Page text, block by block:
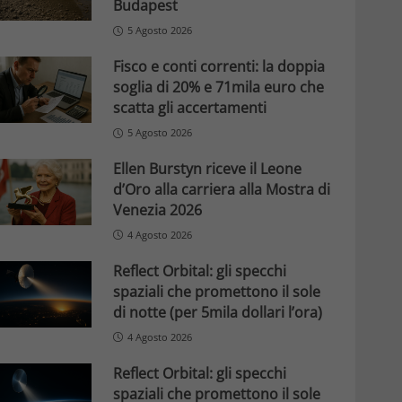
Budapest
5 Agosto 2026
Fisco e conti correnti: la doppia
soglia di 20% e 71mila euro che
scatta gli accertamenti
5 Agosto 2026
Ellen Burstyn riceve il Leone
d’Oro alla carriera alla Mostra di
Venezia 2026
4 Agosto 2026
Reflect Orbital: gli specchi
spaziali che promettono il sole
di notte (per 5mila dollari l’ora)
4 Agosto 2026
Reflect Orbital: gli specchi
spaziali che promettono il sole